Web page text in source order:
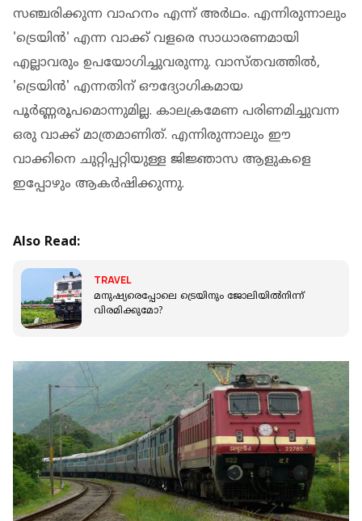
സഞ്ചരിക്കുന്ന വാഹനം എന്ന് അര്‍ഥം. എന്നിരുന്നാലും
'ട്രെയിന്‍' എന്ന വാക്ക് വളരെ സാധാരണമായി
എല്ലാവരും ഉപയോഗിച്ചുവരുന്നു. വാസ്തവത്തില്‍,
'ട്രെയിന്‍' എന്നതിന് ഔദ്യോഗികമായ
പൂര്‍ണ്ണരൂപമൊന്നുമില്ല. കാലക്രമേണ പരിണമിച്ചുവന്ന
ഒരു വാക്ക് മാത്രമാണിത്. എന്നിരുന്നാലും ഈ
വാക്കിനെ ചുറ്റിപ്പറ്റിയുള്ള ജിജ്ഞാസ ആളുകളെ
ഇപ്പോഴും ആകര്‍ഷിക്കുന്നു.
Also Read:
TRAVEL
മനുഷ്യരെപ്പോലെ ട്രെയിനും ജോലിയില്‍നിന്ന്
വിരമിക്കുമോ?